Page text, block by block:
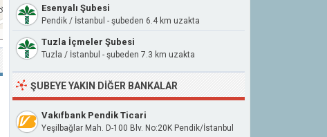
Esenyalı Şubesi
Pendik / İstanbul - şubeden 6.4 km uzakta
Tuzla İçmeler Şubesi
Tuzla / İstanbul - şubeden 7.3 km uzakta
ŞUBEYE YAKIN DIĞER BANKALAR
Vakıfbank Pendik Ticari
Yeşilbağlar Mah. D-100 Blv. No:20K Pendik/İstanbul